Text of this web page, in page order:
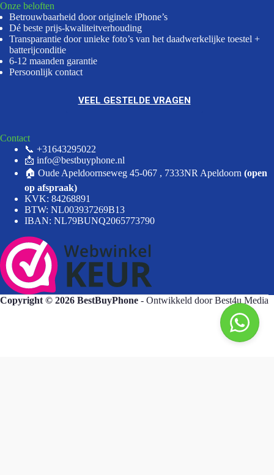
Onze beloften
Betrouwbaarheid door originele iPhone’s
Dé beste prijs-kwaliteitverhouding
Transparantie door unieke foto’s van het daadwerkelijke toestel +
batterijconditie
6-12 maanden garantie
Persoonlijk contact
VEEL GESTELDE VRAGEN
Contact
📞 +31643295022
📩 info@bestbuyphone.nl
🏠 Oude Apeldoornseweg 45-067 , 7333NR Apeldoorn (open
op afspraak)
KVK: 84268891
BTW: NL003937269B13
IBAN: NL79BUNQ2065773790
Copyright © 2026 BestBuyPhone - Ontwikkeld doorBest4u Media